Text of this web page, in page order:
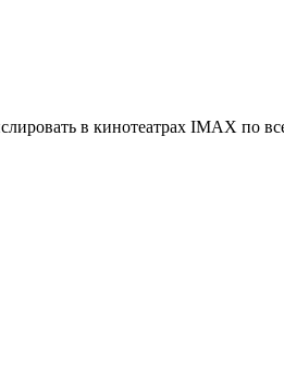
в кинотеатрах IMAX по